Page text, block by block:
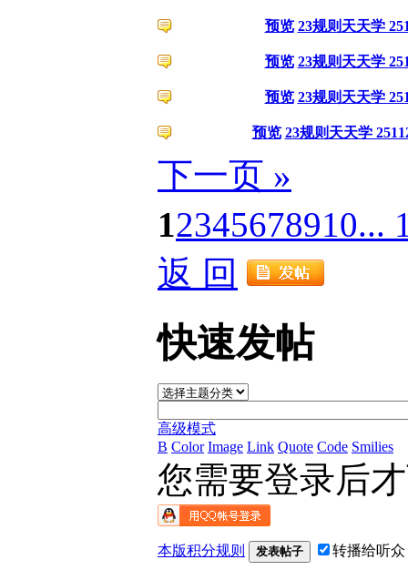
预览 23规则天天学
预览 23规则天天学
预览 23规则天天学
预览 23规则天天学
下一页 »
12345678910...
返 回
快速发帖
高级模式
B Color Image Link Quote Code Smilies
您需要登录后
本版积分规则 发表帖子 转播给听众